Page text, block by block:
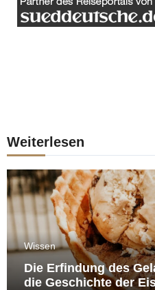
Weiterlesen
Wissen
Die Erfindung des
die Geschichte der